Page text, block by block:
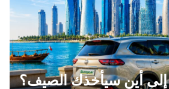
إلى أين سيأخذك الصيف؟